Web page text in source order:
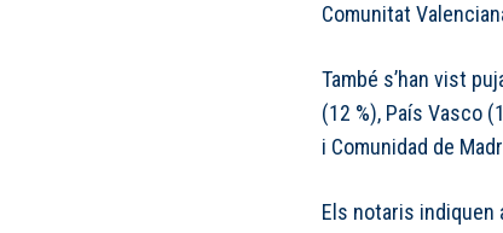
Comunitat
També s’han vist
(12 %), País Vasco
i Comunidad de
Els notaris indiquen